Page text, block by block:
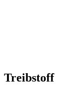
Treibstoff